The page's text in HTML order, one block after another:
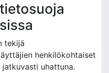
tekijä
henkilökohtaiset
uhattuna.